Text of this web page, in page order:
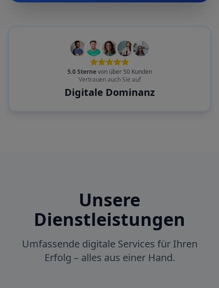
5.0 Sternevon über 50 Kunden
Vertrauen auch Sie auf
Digitale Dominanz
Unsere
Dienstleistungen
Umfassende digitale Services für Ihren
Erfolg – alles aus einer Hand.